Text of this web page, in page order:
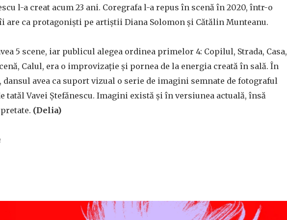
l-a creat acum 23 ani. Coregrafa l-a repus în scenă în 2020, într-o
are ca protagoniști pe artiștii Diana Solomon și Cătălin Munteanu.
5 scene, iar publicul alegea ordinea primelor 4: Copilul, Strada, Casa,
Calul, era o improvizație și pornea de la energia creată în sală. În
avea ca suport vizual o serie de imagini semnate de fotograful
tatăl Vavei Ștefănescu. Imagini există și în versiunea actuală, însă
(Delia)